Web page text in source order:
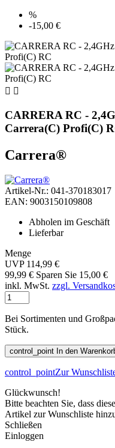
%
-15,00 €
 
CARRERA RC -
Carrera(C) Profi(C)
Carrera®
Artikel-Nr.: 041-370183017
EAN: 9003150109808
Abholen im Geschäft
Lieferbar
Menge
UVP 114,99 €
99,99 € Sparen Sie 15,00 €
inkl. MwSt. zzgl.
Bei Sortimenten und
Stück.
control_point In den
control_pointZur
Glückwunsch!
Bitte beachten Sie, dass
Artikel zur Wunschliste
Schließen
Einloggen